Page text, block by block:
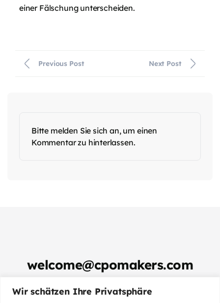
Wir schätzen Ihre Privatsphäre
einer Fälschung unterscheiden.
Previous Post Next Post
Bitte melden Sie sich an, um einen
Kommentar zu hinterlassen.
welcome@cpomakers.com
Reaktionszeit: max. 4 Stunden